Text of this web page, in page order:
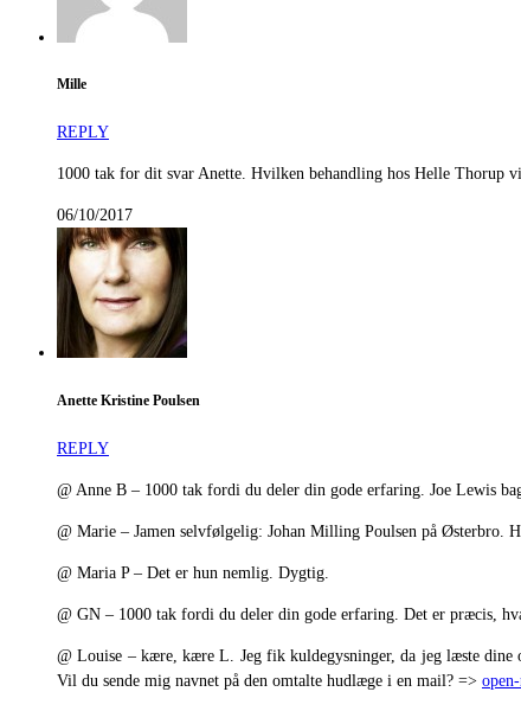
Mille
REPLY
1000 tak for dit svar Anette. Hvilken behandling hos Helle Thorup
06/10/2017
Anette Kristine Poulsen
REPLY
@ Anne B – 1000 tak fordi du deler din gode erfaring. Joe Lewis
@ Marie – Jamen selvfølgelig: Johan Milling Poulsen på
@ Maria P – Det er hun nemlig. Dygtig.
@ GN – 1000 tak fordi du deler din gode erfaring. Det er præcis,
@ Louise – kære, kære L. Jeg fik kuldegysninger, da jeg læste
Vil du sende mig navnet på den omtalte hudlæge i en mail? =>